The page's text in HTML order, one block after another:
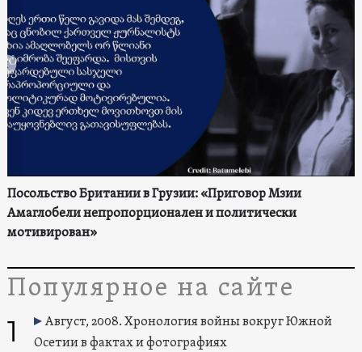
Посольство Британии в Грузии: «Приговор Мзии
Амаглобели непропорционален и политически
мотивирован»
Популярное на сайте
1
Август, 2008. Хронология войны вокруг Южной
Осетии в фактах и фотографиях